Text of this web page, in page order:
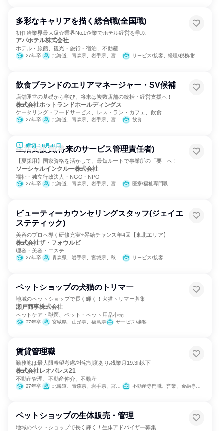
多彩なキャリアを描く総合職(全国職)
初任給業界最大級☆業界No.1企業でホテル経営を学ぶ
アパホテル株式会社
ホテル・旅館、観光・旅行・宿泊、不動産
27年卒 北海道、青森県、岩手県、宮城県、山形県、福島県、栃木県、群馬県、埼玉県、千葉県、東京都、神奈川県、新潟県、富山県、石川県、福井県、長野県、岐阜県、静岡県、愛知県、滋賀県、京都府、大阪府、兵庫県、奈良県、和歌山県、鳥取県、岡山県、広島県、山口県、香川県、愛媛県、福岡県、佐賀県、長崎県、熊本県、宮崎県、鹿児島県、沖縄県 サービス/接客、経理/税務/財務、人事、総務、広報/IR、経営/事業企画、営業、商品企画、マーケティング・広告・宣伝
飲食ブランドのエリアマネージャー・SV候補
店舗運営の基礎から学び、将来は複数店舗の統括・経営支援へ！
株式会社ホットランドホールディングス
ケータリング・フードサービス、レストラン・カフェ、飲食
27年卒 北海道、青森県、岩手県、宮城県、秋田県、山形県、福島県 飲食
締切：8月31日
生活支援員(将来のサービス管理責任者)
【夏採用】国家資格を活かして、最短ルートで事業所の「要」へ！
ソーシャルインクルー株式会社
福祉・独立行政法人・NGO・NPO
27年卒 北海道、青森県、岩手県、宮城県、秋田県、山形県、福島県、茨城県、栃木県、群馬県、埼玉県、千葉県、東京都、神奈川県、新潟県、富山県、石川県、福井県、山梨県、長野県、岐阜県、静岡県、愛知県、三重県、滋賀県、京都府、大阪府、兵庫県、奈良県、和歌山県、鳥取県、島根県、岡山県、広島県、山口県、徳島県、香川県、愛媛県、高知県、福岡県、佐賀県、長崎県、熊本県、大分県、宮崎県、鹿児島県 医療/福祉専門職
ビューティーカウンセリングスタッフ(ジェイエ
ステティック)
美容のプロへ導く研修充実⭐昇給チャンス年4回【東北エリア】
株式会社ザ・フォウルビ
理容・美容・エステ
27年卒 青森県、岩手県、宮城県、秋田県、山形県、福島県 サービス/接客
ペットショップの犬猫のトリマー
地域のペットショップで長く輝く！犬猫トリマー募集
瀬戸商事株式会社
ペットケア・獣医、ペット・ペット用品小売
27年卒 宮城県、山形県、福島県 サービス/接客
賃貸管理職
勤務地は最大限希望考慮/社宅制度あり/残業月19.3h以下
株式会社レオパレス21
不動産管理、不動産仲介、不動産
27年卒 北海道、青森県、岩手県、宮城県、秋田県、山形県、福島県、茨城県、栃木県、群馬県、埼玉県、千葉県、東京都、神奈川県、新潟県、富山県、石川県、福井県、山梨県、長野県、岐阜県、静岡県、愛知県、三重県、滋賀県、京都府、大阪府、兵庫県、奈良県、和歌山県、鳥取県、島根県、岡山県、広島県、山口県、徳島県、香川県、愛媛県、高知県、福岡県、佐賀県、長崎県、熊本県、大分県、宮崎県、鹿児島県 不動産専門職、営業、金融専門職、経営/事業企画
ペットショップの生体販売・管理
地域のペットショップで長く輝く！生体アドバイザー募集